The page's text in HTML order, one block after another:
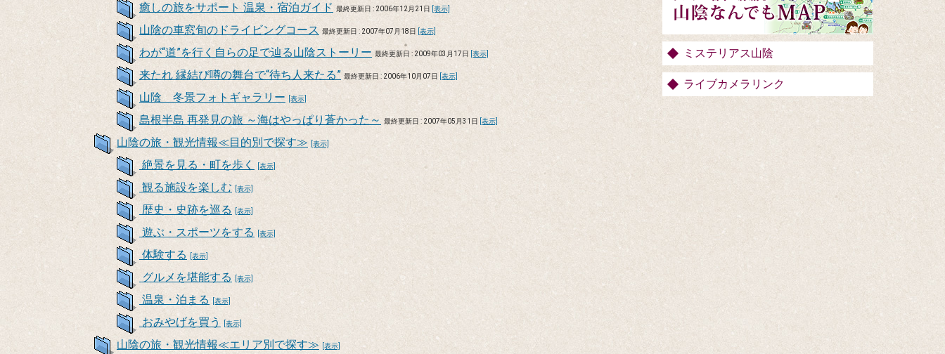
癒しの旅をサポート 温泉・宿泊ガイド 最終更新日 : 2006年12月21日 [表示]
山陰の車窓旬のドライビングコース 最終更新日 : 2007年07月18日 [表示]
わが“道”を行く自らの足で辿る山陰ストーリー 最終更新日 : 2009年03月17日 [表示]
来たれ 縁結び噂の舞台で“待ち人来たる” 最終更新日 : 2006年10月07日 [表示]
山陰 冬景フォトギャラリー [表示]
島根半島 再発見の旅 ～海はやっぱり蒼かった～ 最終更新日 : 2007年05月31日 [表示]
山陰の旅・観光情報≪目的別で探す≫ [表示]
絶景を見る・町を歩く [表示]
観る施設を楽しむ [表示]
歴史・史跡を巡る [表示]
遊ぶ・スポーツをする [表示]
体験する [表示]
グルメを堪能する [表示]
温泉・泊まる [表示]
おみやげを買う [表示]
山陰の旅・観光情報≪エリア別で探す≫ [表示]
ミステリアス山陰
ライブカメラリンク